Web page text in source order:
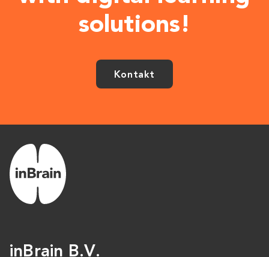
solutions!
Kontakt
inBrain B.V.